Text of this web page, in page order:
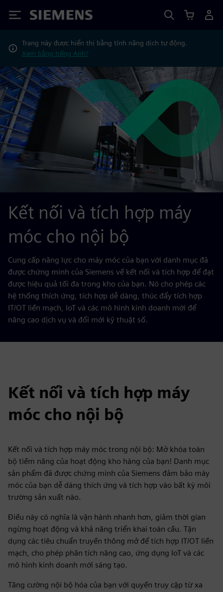
Siemens
Trang này được hiển thị bằng tính năng dịch tự động.
Xem bằng tiếng Anh?
Kết nối và tích hợp máy
móc cho nội bộ
Cung cấp năng lực cho máy móc của bạn với danh mục đã
được chứng minh của Siemens về kết nối và tích hợp để đạt
được hiệu quả tối đa trong kho của bạn. Nó cho phép các
hệ thống thích ứng, tích hợp dễ dàng, thúc đẩy tích hợp
IT/OT liền mạch, IoT và các mô hình kinh doanh mới để
nâng cao dịch vụ và đổi mới kỹ thuật số.
Kết nối và tích hợp máy
móc cho nội bộ
Kết nối và tích hợp máy móc trong nội bộ: Mở khóa toàn
bộ tiềm năng của hoạt động kho hàng của bạn! Danh mục
sản phẩm đã được chứng minh của Siemens đảm bảo máy
móc của bạn dễ dàng thích ứng và tích hợp vào bất kỳ môi
trường sản xuất nào.
Điều này có nghĩa là vận hành nhanh hơn, giảm thời gian
ngừng hoạt động và khả năng triển khai toàn cầu. Tận
dụng các tiêu chuẩn truyền thông mở để tích hợp IT/OT liền
mạch, cho phép phân tích nâng cao, ứng dụng IoT và các
mô hình kinh doanh mới sáng tạo.
Tăng cường nội bộ hóa của bạn với quyền truy cập từ xa